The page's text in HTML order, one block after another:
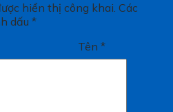
hiển thị công khai. Các
dấu *
Tên*